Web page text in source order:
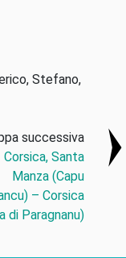
Stefano,
successiva
Corsica, Santa
Manza (Capu
– Corsica
di Paragnanu)